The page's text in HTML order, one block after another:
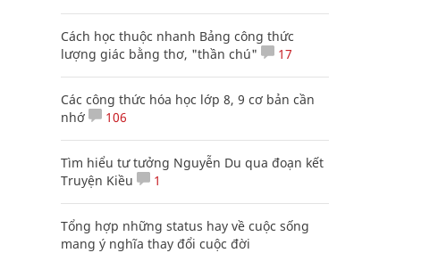
Cách học thuộc nhanh Bảng công thức
lượng giác bằng thơ, "thần chú"
17
Các công thức hóa học lớp 8, 9 cơ bản cần
nhớ
106
Tìm hiểu tư tưởng Nguyễn Du qua đoạn kết
Truyện Kiều
1
Tổng hợp những status hay về cuộc sống
mang ý nghĩa thay đổi cuộc đời